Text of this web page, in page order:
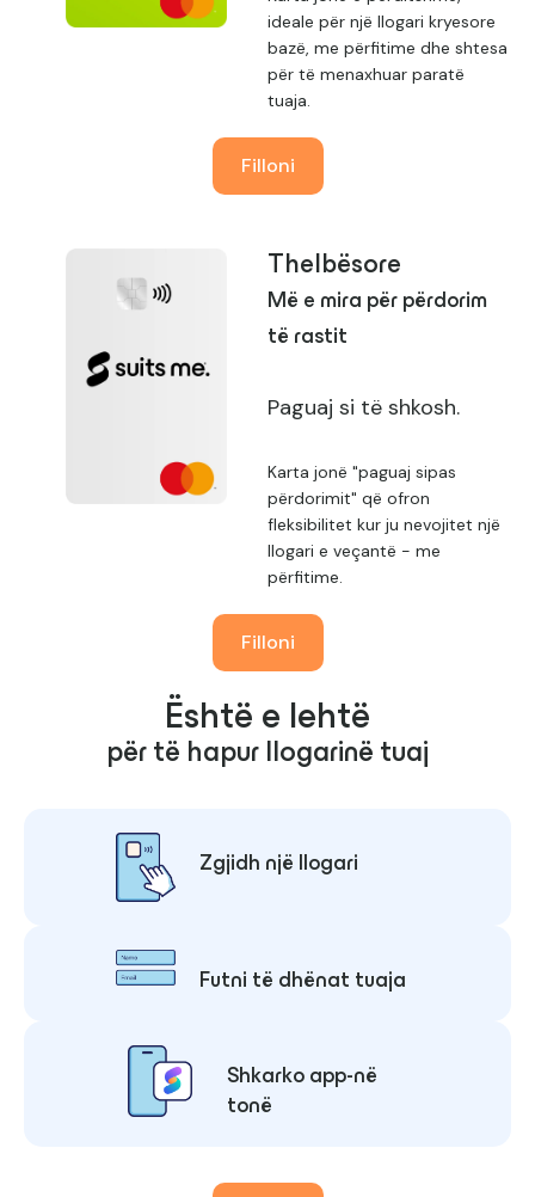
ideale për një llogari kryesore
bazë, me përfitime dhe shtesa
për të menaxhuar paratë
tuaja.
Filloni
Thelbësore
Më e mira për përdorim
të rastit
Paguaj si të shkosh.
Karta jonë "paguaj sipas
përdorimit" që ofron
fleksibilitet kur ju nevojitet një
llogari e veçantë - me
përfitime.
Filloni
Është e lehtë
për të hapur llogarinë tuaj
Zgjidh një llogari
Futni të dhënat tuaja
Shkarko app-në
tonë